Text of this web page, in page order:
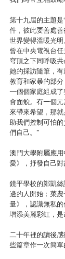
第十九屆的主題
件，彼此要善處
世界變得溫暖光
曾在中央電視台
穹頂之下同呼吸
她的採訪隨筆，
教育和家暴的部
一個個家庭組成
會面貌。有一個
來帶來希望，那
助我們控制可怕
們自己。”
澳門大學附屬應
愛》，抒發自己對
鏡平學校的鄭凱
邊的人開始；菜
量》，認識無私
增添美麗彩虹，是
二十年裡的讀後
些篇章作一次簡單